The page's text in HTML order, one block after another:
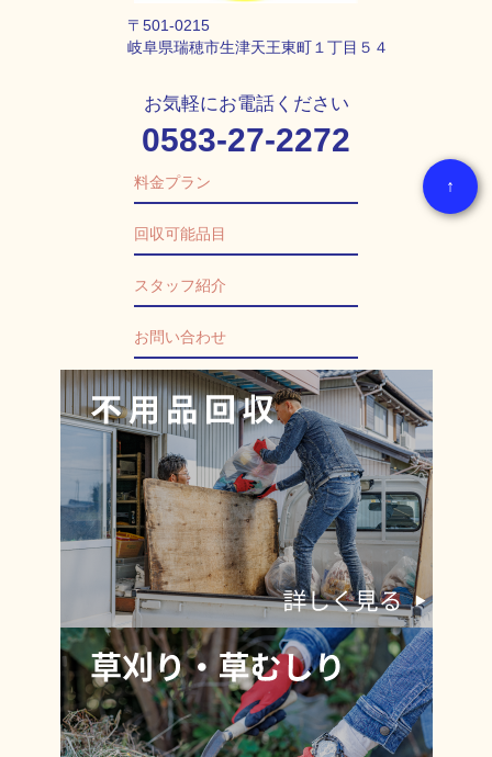
↑
〒501-0215
岐阜県瑞穂市生津天王東町１丁目５４
お気軽にお電話ください
0583-27-2272
料金プラン
回収可能品目
スタッフ紹介
お問い合わせ